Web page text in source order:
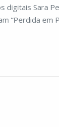
digitais Sara
“Perdida em